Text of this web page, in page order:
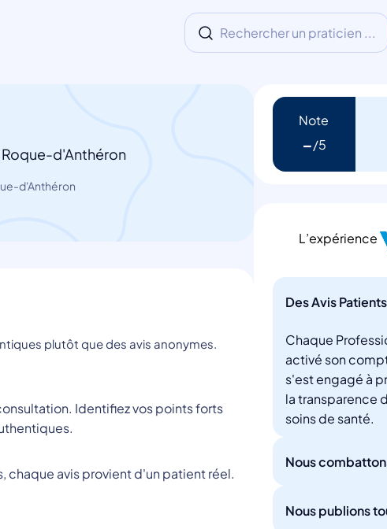
Rechercher un praticien ...
d'Anthéron
d'Anthéron
plutôt que des avis anonymes.
Identifiez vos points forts
avis provient d'un patient réel.
Note
-
L’expérience
Des Avis
Chaque
activé son
s'est engagé à
la transparence
soins de santé.
Nous
Nous publions